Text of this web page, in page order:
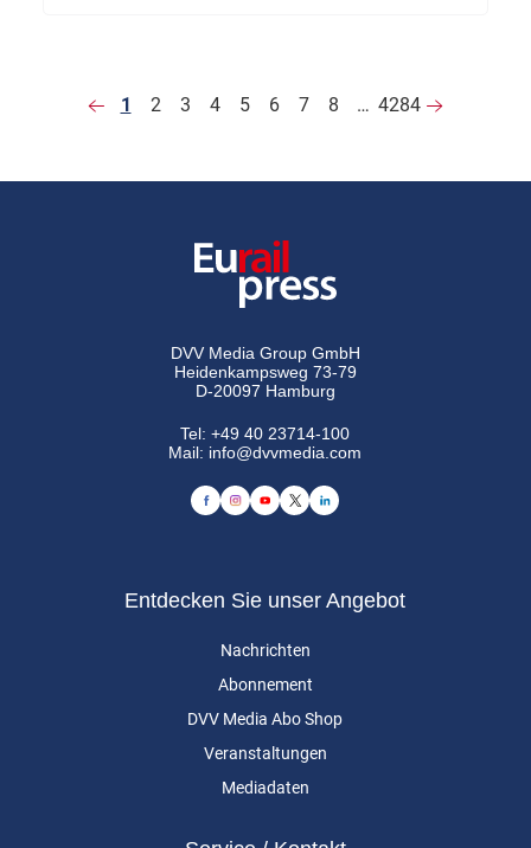
1 2 3 4 5 6 7 8 … 4284
DVV Media Group GmbH
Heidenkampsweg 73-79
D-20097 Hamburg
Tel:+49 40 23714-100
Mail: info@dvvmedia.com
Entdecken Sie unser Angebot
Nachrichten
Abonnement
DVV Media Abo Shop
Veranstaltungen
Mediadaten